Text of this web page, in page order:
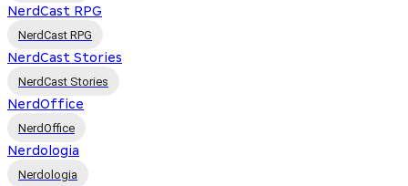
NerdCast RPG
NerdCast RPG
NerdCast Stories
NerdCast Stories
NerdOffice
NerdOffice
Nerdologia
Nerdologia